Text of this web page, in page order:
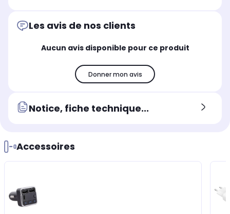
Les avis de nos clients
Aucun avis disponible pour ce produit
Donner mon avis
Notice, fiche technique...
Accessoires